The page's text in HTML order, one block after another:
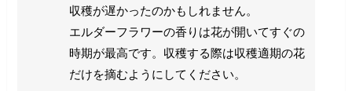
収穫が遅かったのかもしれません。
エルダーフラワーの香りは花が開いてすぐの
時期が最高です。 収穫する際は収穫適期の花
だけを摘むようにしてください。